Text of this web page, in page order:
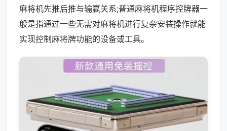
麻将机先推后推与输赢关系;普通麻将机程序控牌器一
般是指通过一些无需对麻将机进行复杂安装操作就能
实现控制麻将牌功能的设备或工具。